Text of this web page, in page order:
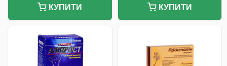
КУПИТИ КУПИТИ